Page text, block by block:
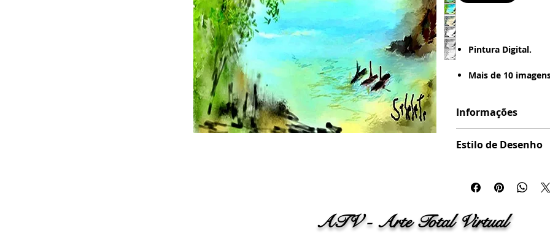
Pintura Digital.
​​​​​​​Mais de 10
(Estilo de
- Pintura a Óleo -
Vintage - Grunge -
Fotografico - Papel
Imagem para
- Tinta Guache -
Informações
Estilo de Desenho
(Estilo de Desenho : -
Pintura a Óleo -
ATV - Arte Total Virtual